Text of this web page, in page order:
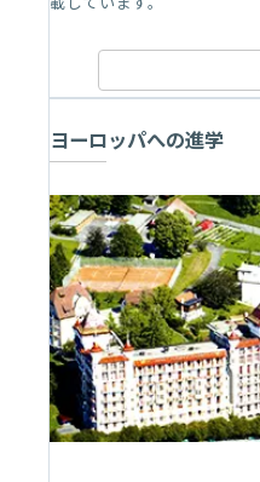
ヨーロッパへの進学